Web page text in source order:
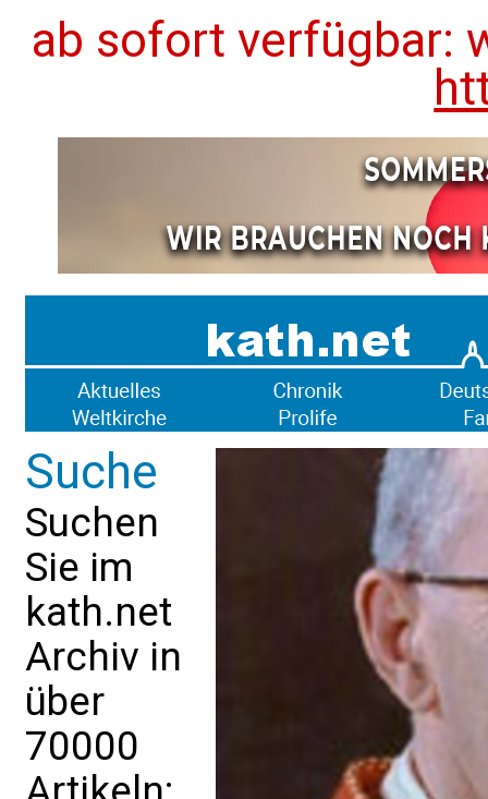
ab sofort verfügbar:
Suche
Suchen
Sie im
kath.net
Archiv in
über
70000